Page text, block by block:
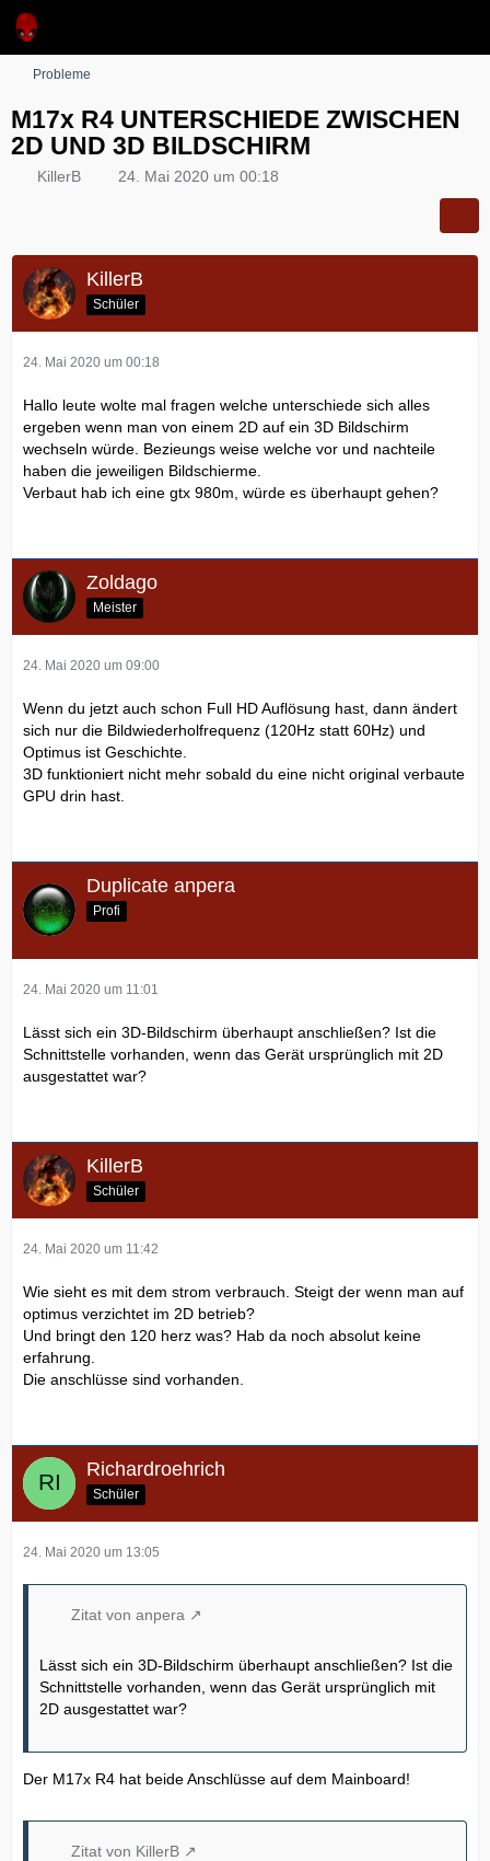
Probleme
M17x R4 UNTERSCHIEDE ZWISCHEN
2D UND 3D BILDSCHIRM
KillerB 24. Mai 2020 um 00:18
KillerB
Schüler
24. Mai 2020 um 00:18
Hallo leute wolte mal fragen welche unterschiede sich alles
ergeben wenn man von einem 2D auf ein 3D Bildschirm
wechseln würde. Bezieungs weise welche vor und nachteile
haben die jeweiligen Bildschierme.
Verbaut hab ich eine gtx 980m, würde es überhaupt gehen?
Zoldago
Meister
24. Mai 2020 um 09:00
Wenn du jetzt auch schon Full HD Auflösung hast, dann ändert
sich nur die Bildwiederholfrequenz (120Hz statt 60Hz) und
Optimus ist Geschichte.
3D funktioniert nicht mehr sobald du eine nicht original verbaute
GPU drin hast.
Duplicate anpera
Profi
24. Mai 2020 um 11:01
Lässt sich ein 3D-Bildschirm überhaupt anschließen? Ist die
Schnittstelle vorhanden, wenn das Gerät ursprünglich mit 2D
ausgestattet war?
KillerB
Schüler
24. Mai 2020 um 11:42
Wie sieht es mit dem strom verbrauch. Steigt der wenn man auf
optimus verzichtet im 2D betrieb?
Und bringt den 120 herz was? Hab da noch absolut keine
erfahrung.
Die anschlüsse sind vorhanden.
Richardroehrich
Schüler
24. Mai 2020 um 13:05
Zitat von anpera
Lässt sich ein 3D-Bildschirm überhaupt anschließen? Ist die
Schnittstelle vorhanden, wenn das Gerät ursprünglich mit
2D ausgestattet war?
Der M17x R4 hat beide Anschlüsse auf dem Mainboard!
Zitat von KillerB